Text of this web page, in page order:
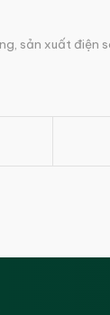
, sản xuất điện